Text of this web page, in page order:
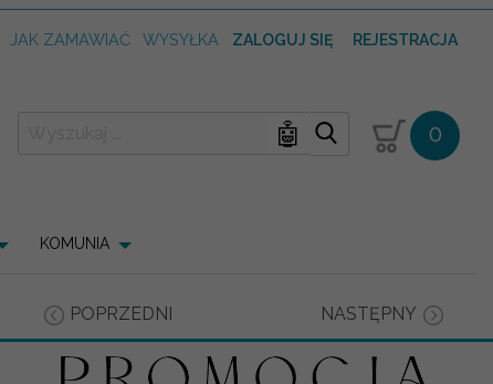
JAK ZAMAWIAĆ WYSYŁKA ZALOGUJ SIĘ REJESTRACJA
🤖 0
KOMUNIA
POPRZEDNI NASTĘPNY